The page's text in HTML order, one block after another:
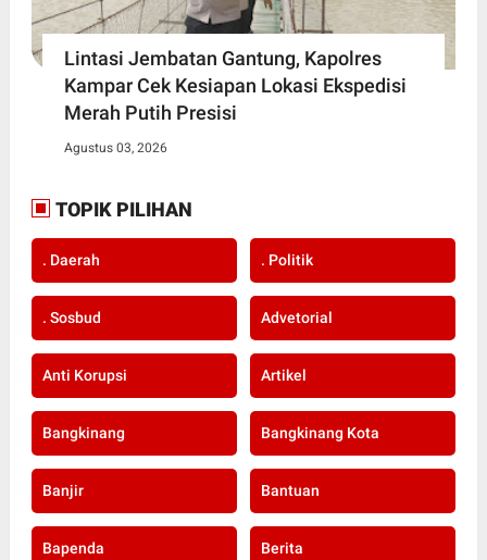
Lintasi Jembatan Gantung, Kapolres
Kampar Cek Kesiapan Lokasi Ekspedisi
Merah Putih Presisi
Agustus 03, 2026
TOPIK PILIHAN
. Daerah . Politik
. Sosbud Advetorial
Anti Korupsi Artikel
Bangkinang Bangkinang Kota
Banjir Bantuan
Bapenda Berita